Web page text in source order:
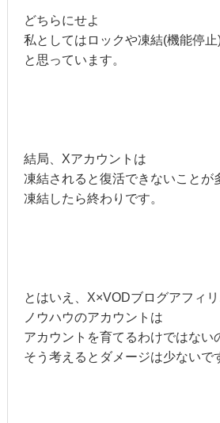
どちらにせよ
私としてはロックや凍結(機能停
と思っています。
結局、Xアカウントは
凍結されると復活できないことが
凍結したら終わりです。
とはいえ、X×VODブログアフィ
ノウハウのアカウントは
アカウントを育てるわけではない
そう考えるとダメージは少ないで